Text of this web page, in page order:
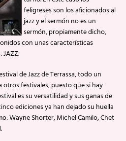
feligreses son los aficionados al
jazz y el sermón no es un
sermón, propiamente dicho,
con unas características
de Jazz de Terrassa, todo un
festivales, puesto que si hay
es su versatilidad y sus ganas de
ediciones ya han dejado su huella
Wayne Shorter, Michel Camilo, Chet